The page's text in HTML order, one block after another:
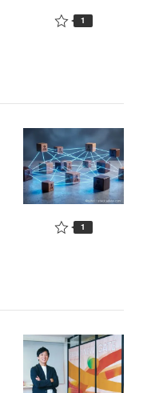
1
1